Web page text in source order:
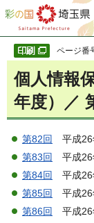
彩の国 埼玉県
ページ番
個人情報
年度）／
第82回
平成26
第83回
平成26
第84回
平成26
第85回
平成26
第86回
平成26